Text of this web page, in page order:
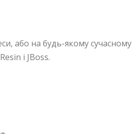
або на будь-якому сучасному
і JBoss.